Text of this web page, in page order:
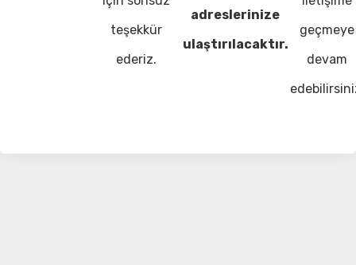
teşekkür
ederiz.
adreslerinize
ulaştırılacaktır.
geçmeye
devam